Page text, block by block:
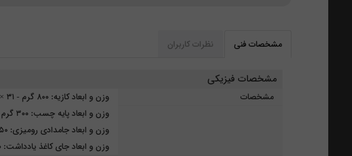
مشخصات فنی نظرات کاربران
مشخصات فیزیکی
مشخصات
وزن و ابعاد کازیه: ۸۰۰ گرم - ۳۱ × ۲۳ سانتی متر -
وزن و ابعاد پایه چسب: ۳۰۰ گرم - ۶ × ۱۰ سانتی متر -
وزن و ابعاد جامدادی رومیزی: ۲۵۰ گرم - ۱۱ × ۱۱ سانتی متر
وزن و ابعاد جای کاغذ یادداشت: ۴۰۰ گرم - ۱۲ × ۱۲ سانتی متر